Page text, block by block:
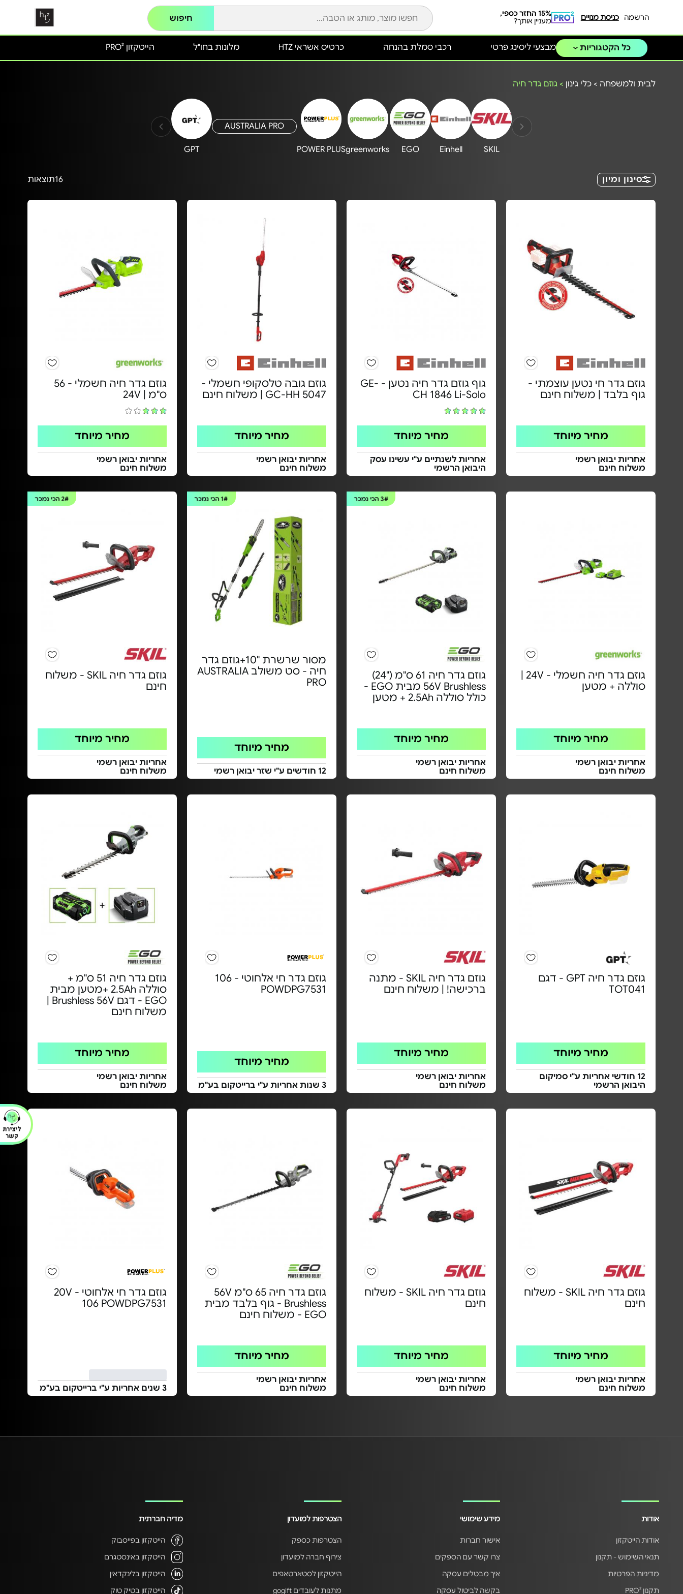
הרשמה כניסת מנויים
15% החזר כספי,
מעניין אותך?
חיפוש
כל הקטגוריות הייטקזון PRO² מלונות בחו"ל כרטיס אשראי HTZ מבצעי ליסינג פרטי רכבי סמלת בהנחה
לבית ולמשפחה > כלי גינון > גוזם גדר חיה
SKIL
Einhell
EGO
greenworks
POWER PLUS
AUSTRALIA PRO
GPT
סינון ומיון 16תוצאות
גוזם גדר חי נטען עוצמתי -
גוף בלבד | משלוח חינם
מחיר מיוחד
אחריות יבואן רשמי
משלוח חינם
גוף גוזם גדר חיה נטען - GE-
CH 1846 Li-Solo
מחיר מיוחד
אחריות לשנתיים ע"י עשינו עסק
היבואן הרשמי
גוזם גובה טלסקופי חשמלי -
GC-HH 5047 | משלוח חינם
מחיר מיוחד
אחריות יבואן רשמי
משלוח חינם
גוזם גדר חיה חשמלי - ​56
ס"מ | 24V​
מחיר מיוחד
אחריות יבואן רשמי
משלוח חינם
גוזם גדר חיה חשמלי - 24V |
סוללה + מטען
מחיר מיוחד
אחריות יבואן רשמי
משלוח חינם
3#הכי נמכר
גוזם גדר חיה 61 ס"מ ("24)
56V Brushless מבית EGO -
כולל סוללה 2.5Ah + מטען
מחיר מיוחד
אחריות יבואן רשמי
משלוח חינם
1#הכי נמכר
מסור שרשרת "10+גוזם גדר
חיה - סט משולב AUSTRALIA
PRO
מחיר מיוחד
12 חודשים ע"י שזר יבואן רשמי
2#הכי נמכר
גוזם גדר חיה SKIL - משלוח
חינם
מחיר מיוחד
אחריות יבואן רשמי
משלוח חינם
גוזם גדר חיה GPT - דגם
TOT041
מחיר מיוחד
12 חודשי אחריות ע"י סמיקום
היבואן הרשמי
גוזם גדר חיה SKIL - מתנה
ברכישה! | משלוח חינם
מחיר מיוחד
אחריות יבואן רשמי
משלוח חינם
גוזם גדר חי אלחוטי - 106
POWDPG7531
מחיר מיוחד
3 שנות אחריות ע"י ברייטקום בע"מ
גוזם גדר חיה 51 ס"מ +
סוללה 2.5Ah +מטען מבית
EGO - דגם Brushless 56V |
משלוח חינם
מחיר מיוחד
אחריות יבואן רשמי
משלוח חינם
גוזם גדר חיה SKIL - משלוח
חינם
מחיר מיוחד
אחריות יבואן רשמי
משלוח חינם
גוזם גדר חיה SKIL - משלוח
חינם
מחיר מיוחד
אחריות יבואן רשמי
משלוח חינם
גוזם גדר חיה 65 ס"מ 56V
Brushless - גוף בלבד מבית
EGO - משלוח חינם
מחיר מיוחד
אחריות יבואן רשמי
משלוח חינם
גוזם גדר חי אלחוטי 20V -
106 POWDPG7531
3 שנים אחריות ע"י ברייטקום בע"מ
אודות
אודות הייטקזון
תנאי השימוש - תקנון
מדיניות הפרטיות
תקנון PRO²
מידע שימושי
אישור חברות
צרו קשר עם הספקים
איך מבטלים עסקה
בקשה לביטול עסקה
הצטרפות למועדון
הצטרפות כספק
צירוף חברה למועדון
הייטקזון לסטארטאפים
מתנות לעובדים gogift
מדיה חברתית
הייטקזון בפייסבוק
הייטקזון באינסטגרם
הייטקזון בלינקדאין
הייטקזון בטיק טוק